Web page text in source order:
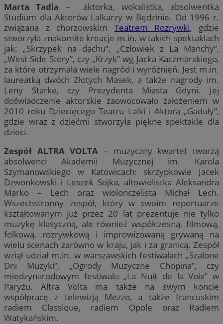
Marta Tadla – aktorka, wokalistka, absolwentka
Studium dla Aktorów Lalkarzy w Będzinie. Od 1996 r.
związana z chorzowskim Teatrem Rozrywki, gdzie
stworzyła znakomite kreacje m.in. w takich spektaklach
jak: „Skrzypek na dachu”, „Człowiek z La Manchy”,
„West Side Story”, czy „Krzyk” wg Jacka Kaczmarskiego,
za które otrzymała wiele nagród i wyróżnień. Jest m.in.
laureatką dwóch Złotych Masek, a także nagrody im.
Leny Starke, czy Prezydenta Miasta Gdyni. Jej
doświadczenie aktorskie zaowocowało założeniem w
2010 roku Dziecięcego Teatru Lalki i Aktora „Gaduły”,
gdzie wraz z dziećmi stworzyła piękne spektakle dla
dzieci.
Zespół ALTRA VOLTA – muzyczny kwartet tworzą
absolwenci Akademii Muzycznej im. Karola
Szymanowskiego w Katowicach: skrzypkowie Jacek
Dzwonkowski i Leszek Sojka, altowiolistka Aleksandra
Marko – Lech oraz wiolonczelista Michał Lech.
Wszechstronny zespół, który w swoim repertuarze
kształtowanym już przez 20 lat prezentuje nie tylko
muzykę klasyczną, ale również współczesną, filmową,
folkową, rozrywkową i improwizowaną grywaną na
wielu scenach zarówno w kraju, jak i za granicą. Zespół
wziął udział m.in. w warszawskich festiwalach „Szalone
Dni Muzyki”, „Ogrody Muzyczne Chopina”, czy
międzynarodowym festiwalu „La Nuit de la Voix” w
Paryżu. Altra Volta ma także na swym koncie
współpracę z telewizją Mezzo, a także francuskim
radiem Classique, radiem Opole oraz Radiem
Watykańskim.